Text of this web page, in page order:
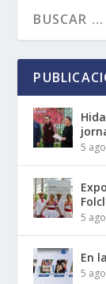
5
5
En
5